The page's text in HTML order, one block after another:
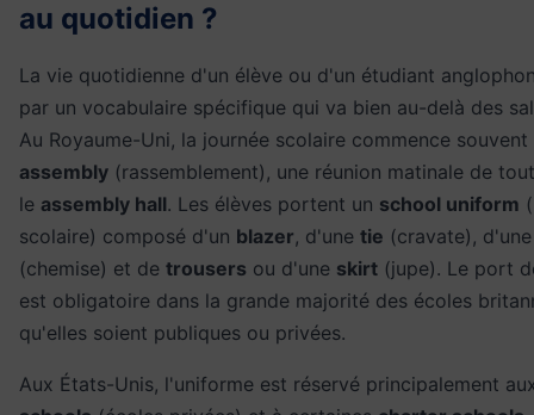
au quotidien ?
La vie quotidienne d'un élève ou d'un étudiant
par un vocabulaire spécifique qui va bien au-delà des
Au Royaume-Uni, la journée scolaire commence souvent
assembly (rassemblement), une réunion matinale de
le assembly hall. Les élèves portent un school uniform
scolaire) composé d'un blazer, d'une tie (cravate),
(chemise) et de trousers ou d'une skirt (jupe). Le port
est obligatoire dans la grande majorité des écoles
qu'elles soient publiques ou privées.
Aux États-Unis, l'uniforme est réservé principalement